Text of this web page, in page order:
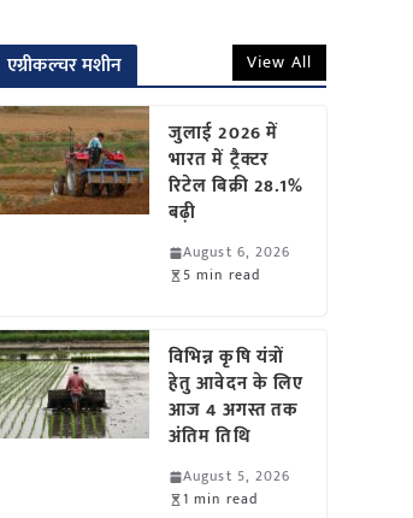
एग्रीकल्चर मशीन View All
जुलाई 2026 में
भारत में ट्रैक्टर
रिटेल बिक्री 28.1%
बढ़ी
August 6, 2026
5 min read
विभिन्न कृषि यंत्रों
हेतु आवेदन के लिए
आज 4 अगस्त तक
अंतिम तिथि
August 5, 2026
1 min read